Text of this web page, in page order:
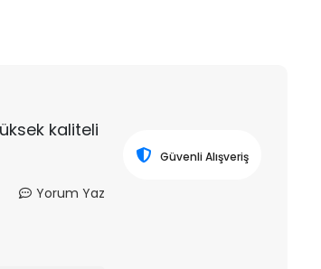
kaliteli
Yorum Yaz
Güvenli Alışveriş